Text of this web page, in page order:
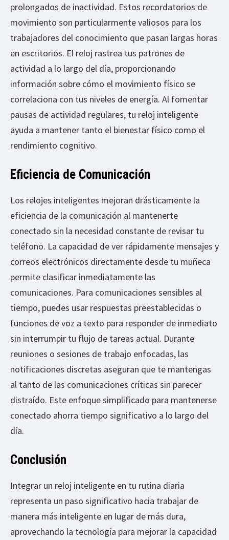
prolongados de inactividad. Estos recordatorios de
movimiento son particularmente valiosos para los
trabajadores del conocimiento que pasan largas horas
en escritorios. El reloj rastrea tus patrones de
actividad a lo largo del día, proporcionando
información sobre cómo el movimiento físico se
correlaciona con tus niveles de energía. Al fomentar
pausas de actividad regulares, tu reloj inteligente
ayuda a mantener tanto el bienestar físico como el
rendimiento cognitivo.
Eficiencia de Comunicación
Los relojes inteligentes mejoran drásticamente la
eficiencia de la comunicación al mantenerte
conectado sin la necesidad constante de revisar tu
teléfono. La capacidad de ver rápidamente mensajes y
correos electrónicos directamente desde tu muñeca
permite clasificar inmediatamente las
comunicaciones. Para comunicaciones sensibles al
tiempo, puedes usar respuestas preestablecidas o
funciones de voz a texto para responder de inmediato
sin interrumpir tu flujo de tareas actual. Durante
reuniones o sesiones de trabajo enfocadas, las
notificaciones discretas aseguran que te mantengas
al tanto de las comunicaciones críticas sin parecer
distraído. Este enfoque simplificado para mantenerse
conectado ahorra tiempo significativo a lo largo del
día.
Conclusión
Integrar un reloj inteligente en tu rutina diaria
representa un paso significativo hacia trabajar de
manera más inteligente en lugar de más dura,
aprovechando la tecnología para mejorar la capacidad